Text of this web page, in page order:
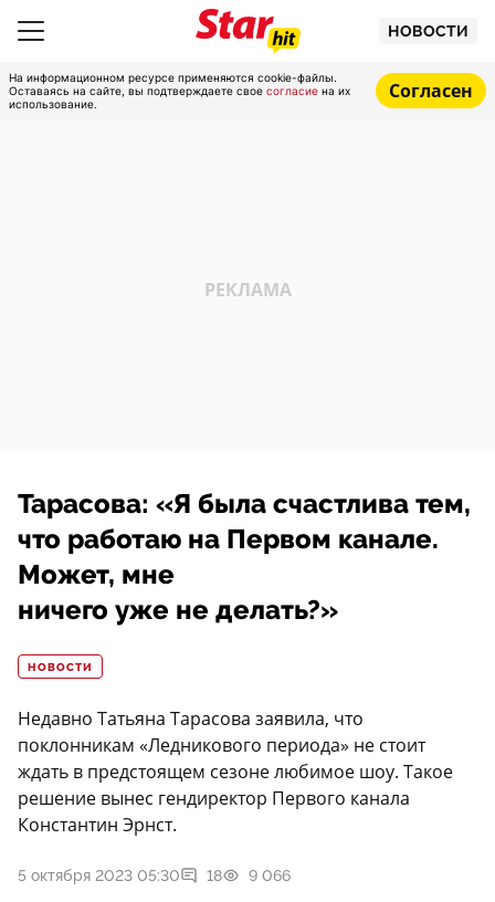
НОВОСТИ
На информационном ресурсе применяются cookie-файлы.
Оставаясь на сайте, вы подтверждаете свое согласие на их
использование.
Согласен
Тарасова: «Я была счастлива тем,
что работаю на Первом канале.
Может, мне
ничего уже не делать?»
НОВОСТИ
Недавно Татьяна Тарасова заявила, что
поклонникам «Ледникового периода» не стоит
ждать в предстоящем сезоне любимое шоу. Такое
решение вынес гендиректор Первого канала
Константин Эрнст.
5 октября 2023 05:30 18 9 066